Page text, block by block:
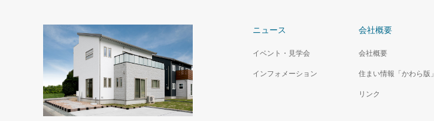
ニュース
イベント・見学会
インフォメーション
会社概要
会社概要
住まい情報「かわら版」
リンク